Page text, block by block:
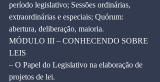
período legislativo; Sessões ordinárias,
extraordinárias e especiais; Quórum:
abertura, deliberação, maioria.
MÓDULO III – CONHECENDO SOBRE
LEIS
– O Papel do Legislativo na elaboração de
projetos de lei.